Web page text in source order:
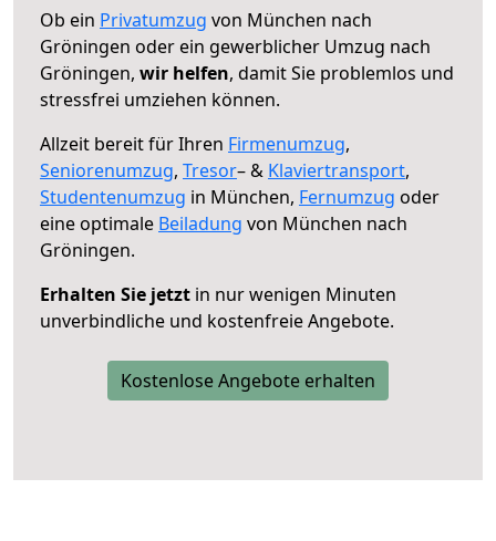
Ob ein Privatumzug von München nach
Gröningen oder ein gewerblicher Umzug nach
Gröningen, wir helfen, damit Sie problemlos und
stressfrei umziehen können.
Allzeit bereit für Ihren Firmenumzug,
Seniorenumzug, Tresor– & Klaviertransport,
Studentenumzug in München, Fernumzug oder
eine optimale Beiladung von München nach
Gröningen.
Erhalten Sie jetzt in nur wenigen Minuten
unverbindliche und kostenfreie Angebote.
Kostenlose Angebote erhalten